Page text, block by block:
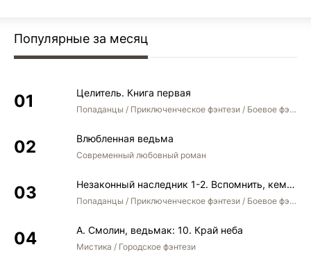
Популярные за месяц
Целитель. Книга первая
Попаданцы / Приключенческое фэнтези / Боевое фэнтези
Влюбленная ведьма
Современный любовный роман
Незаконный наследник 1-2. Вспомнить, кем был. Стать собой. Остаться собой
Попаданцы / Приключенческое фэнтези / Боевое фэнтези / Юмористическое фэнтези
А. Смолин, ведьмак: 10. Край неба
Мистика / Городское фэнтези